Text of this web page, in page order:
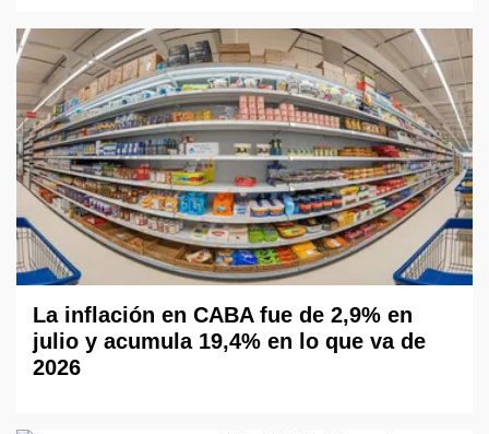
La inflación en CABA fue de 2,9% en
julio y acumula 19,4% en lo que va de
2026